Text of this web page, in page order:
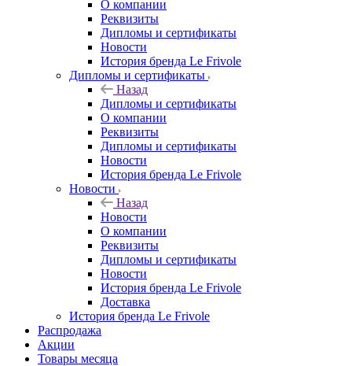
О компании
Реквизиты
Дипломы и сертификаты
Новости
История бренда Le Frivole
Дипломы и сертификаты
Назад
Дипломы и сертификаты
О компании
Реквизиты
Дипломы и сертификаты
Новости
История бренда Le Frivole
Новости
Назад
Новости
О компании
Реквизиты
Дипломы и сертификаты
Новости
История бренда Le Frivole
Доставка
История бренда Le Frivole
Распродажа
Акции
Товары месяца